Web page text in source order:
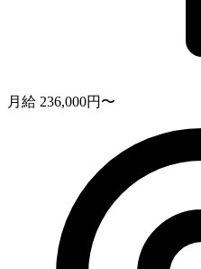
月給 236,000円〜